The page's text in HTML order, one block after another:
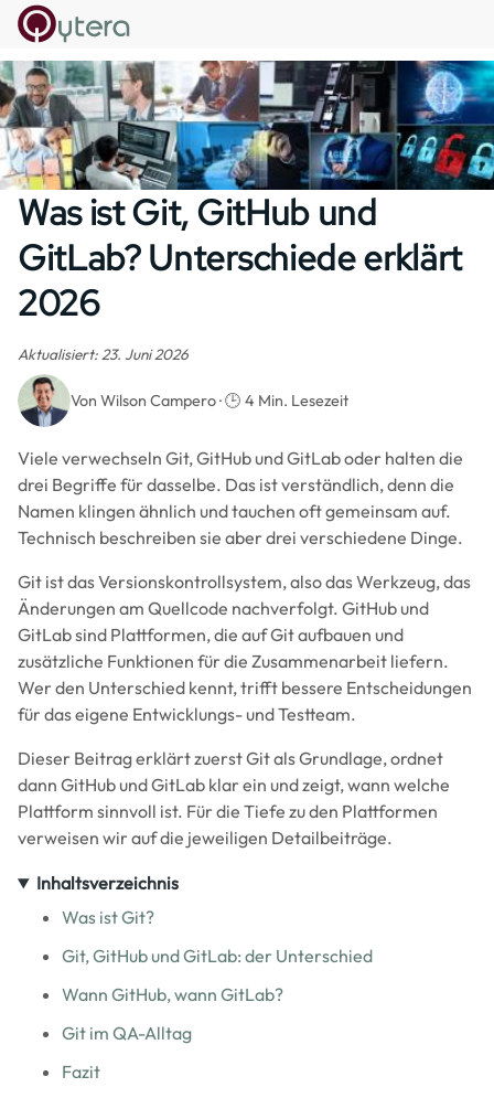
Skip to main content
Was ist Git, GitHub und
GitLab? Unterschiede erklärt
2026
Aktualisiert: 23. Juni 2026
Von Wilson Campero · 🕒 4 Min. Lesezeit
Viele verwechseln Git, GitHub und GitLab oder halten die
drei Begriffe für dasselbe. Das ist verständlich, denn die
Namen klingen ähnlich und tauchen oft gemeinsam auf.
Technisch beschreiben sie aber drei verschiedene Dinge.
Git ist das Versionskontrollsystem, also das Werkzeug, das
Änderungen am Quellcode nachverfolgt. GitHub und
GitLab sind Plattformen, die auf Git aufbauen und
zusätzliche Funktionen für die Zusammenarbeit liefern.
Wer den Unterschied kennt, trifft bessere Entscheidungen
für das eigene Entwicklungs- und Testteam.
Dieser Beitrag erklärt zuerst Git als Grundlage, ordnet
dann GitHub und GitLab klar ein und zeigt, wann welche
Plattform sinnvoll ist. Für die Tiefe zu den Plattformen
verweisen wir auf die jeweiligen Detailbeiträge.
Inhaltsverzeichnis
Was ist Git?
Git, GitHub und GitLab: der Unterschied
Wann GitHub, wann GitLab?
Git im QA-Alltag
Fazit